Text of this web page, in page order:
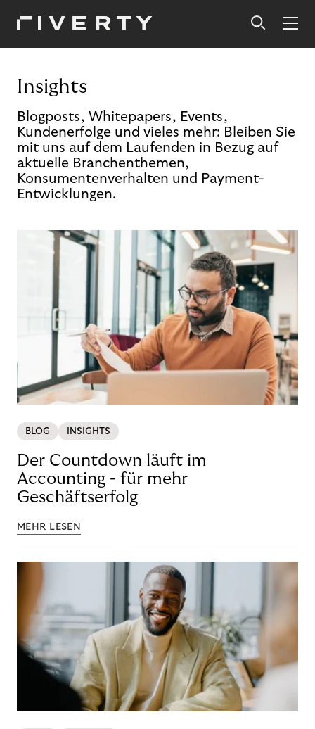
Insights
Blogposts, Whitepapers, Events,
Kundenerfolge und vieles mehr: Bleiben Sie
mit uns auf dem Laufenden in Bezug auf
aktuelle Branchenthemen,
Konsumentenverhalten und Payment-
Entwicklungen.
BLOG INSIGHTS
Der Countdown läuft im
Accounting - für mehr
Geschäftserfolg
MEHR LESEN